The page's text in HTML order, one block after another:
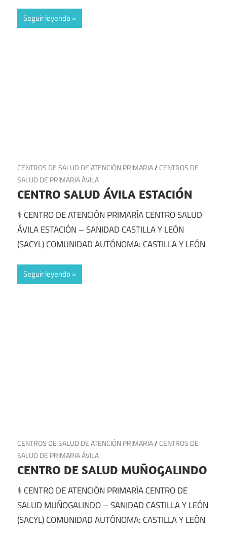
Seguir leyendo
8 de julio de 2025
CENTROS DE SALUD DE ATENCIÓN PRIMARIA/CENTROS DE
SALUD DE PRIMARIA ÁVILA
CENTRO SALUD ÁVILA ESTACIÓN
⚕️ CENTRO DE ATENCIÓN PRIMARÍA CENTRO SALUD
ÁVILA ESTACIÓN – SANIDAD CASTILLA Y LEÓN
(SACYL) COMUNIDAD AUTÓNOMA: CASTILLA Y LEÓN
Seguir leyendo
6 de julio de 2025
CENTROS DE SALUD DE ATENCIÓN PRIMARIA/CENTROS DE
SALUD DE PRIMARIA ÁVILA
CENTRO DE SALUD MUÑOGALINDO
⚕️ CENTRO DE ATENCIÓN PRIMARÍA CENTRO DE
SALUD MUÑOGALINDO – SANIDAD CASTILLA Y LEÓN
(SACYL) COMUNIDAD AUTÓNOMA: CASTILLA Y LEÓN